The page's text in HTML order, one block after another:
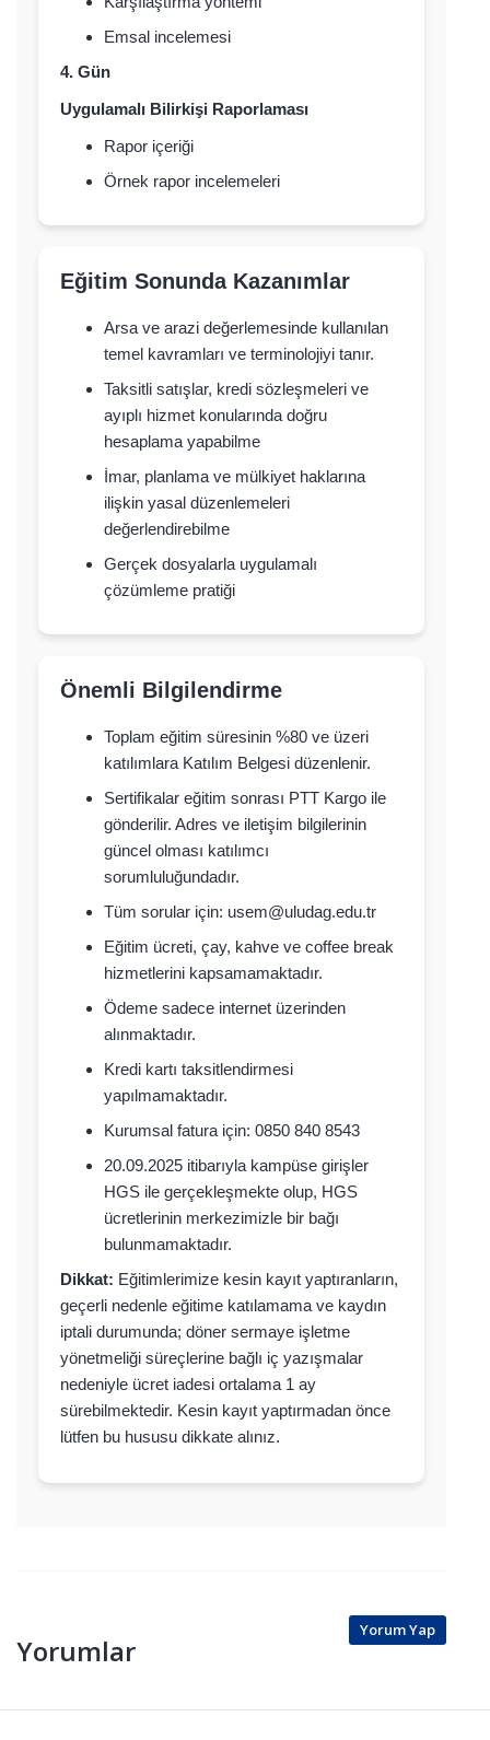
Emsal incelemesi
4. Gün
Uygulamalı Bilirkişi Raporlaması
Rapor içeriği
Örnek rapor incelemeleri
Eğitim Sonunda Kazanımlar
Arsa ve arazi değerlemesinde kullanılan
temel kavramları ve terminolojiyi tanır.
Taksitli satışlar, kredi sözleşmeleri ve
ayıplı hizmet konularında doğru
hesaplama yapabilme
İmar, planlama ve mülkiyet haklarına
ilişkin yasal düzenlemeleri
değerlendirebilme
Gerçek dosyalarla uygulamalı
çözümleme pratiği
Önemli Bilgilendirme
Toplam eğitim süresinin %80 ve üzeri
katılımlara Katılım Belgesi düzenlenir.
Sertifikalar eğitim sonrası PTT Kargo ile
gönderilir. Adres ve iletişim bilgilerinin
güncel olması katılımcı
sorumluluğundadır.
Tüm sorular için: usem@uludag.edu.tr
Eğitim ücreti, çay, kahve ve coffee break
hizmetlerini kapsamamaktadır.
Ödeme sadece internet üzerinden
alınmaktadır.
Kredi kartı taksitlendirmesi
yapılmamaktadır.
Kurumsal fatura için: 0850 840 8543
20.09.2025 itibarıyla kampüse girişler
HGS ile gerçekleşmekte olup, HGS
ücretlerinin merkezimizle bir bağı
bulunmamaktadır.
Dikkat: Eğitimlerimize kesin kayıt yaptıranların,
geçerli nedenle eğitime katılamama ve kaydın
iptali durumunda; döner sermaye işletme
yönetmeliği süreçlerine bağlı iç yazışmalar
nedeniyle ücret iadesi ortalama 1 ay
sürebilmektedir. Kesin kayıt yaptırmadan önce
lütfen bu hususu dikkate alınız.
Yorumlar
Yorum Yap